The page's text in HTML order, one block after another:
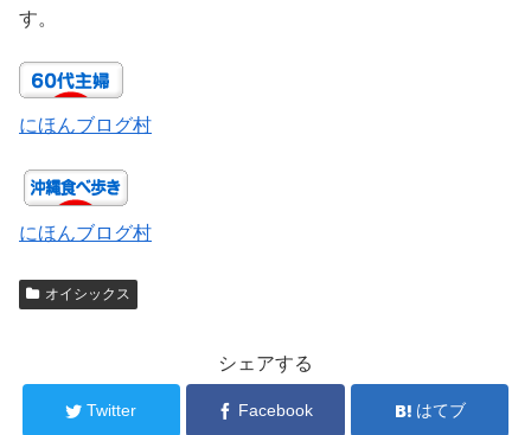
す。
にほんブログ村
にほんブログ村
オイシックス
シェアする
Twitter Facebook はてブ